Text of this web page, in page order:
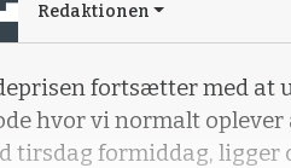
Redaktionen
fortsætter med at
hvor vi normalt
tirsdag formiddag, ligger